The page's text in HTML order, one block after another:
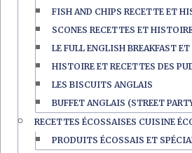
FISH AND CHIPS RECETTE ET
SCONES RECETTES ET
LE FULL ENGLISH BREAKFAST
HISTOIRE ET RECETTES DES
LES BISCUITS ANGLAIS
BUFFET ANGLAIS (STREET
RECETTES ÉCOSSAISES CUISINE
PRODUITS ÉCOSSAIS ET